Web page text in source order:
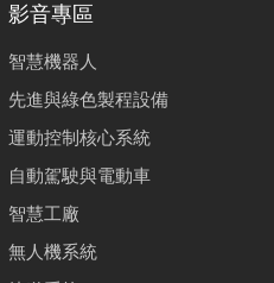
影音專區
智慧機器人
先進與綠色製程設備
運動控制核心系統
自動駕駛與電動車
智慧工廠
無人機系統